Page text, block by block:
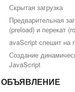
Скрытая загрузка
Предварительная
(preload) и перекат
avaScript спешит
Создание
JavaScript
ОБЪЯВЛЕНИЕ